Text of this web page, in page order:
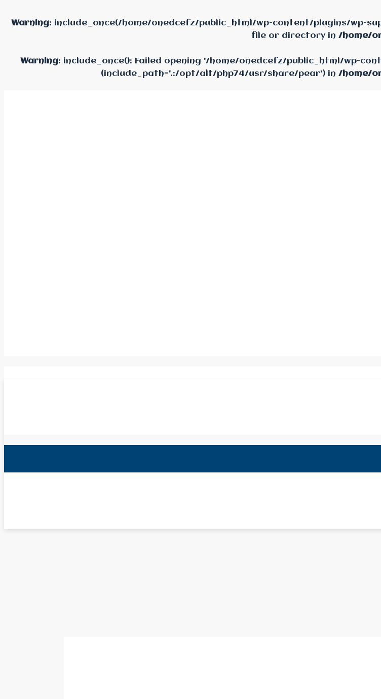
Warning: include_once(/home/onedcefz/public_html/wp-content/plugins/wp-
file or directory in /home/
Warning: include_once(): Failed opening '/home/onedcefz/public_html/wp-
(include_path='.:/opt/alt/php74/usr/share/pear') in /home/